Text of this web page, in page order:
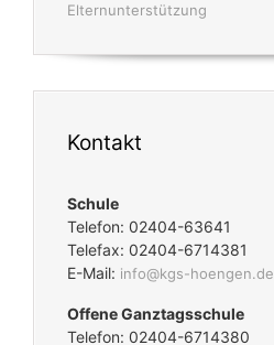
Elternunterstützung
Kontakt
Schule
Telefon: 02404-63641
Telefax: 02404-6714381
E-Mail: info@kgs-hoengen.de
Offene Ganztagsschule
Telefon: 02404-6714380